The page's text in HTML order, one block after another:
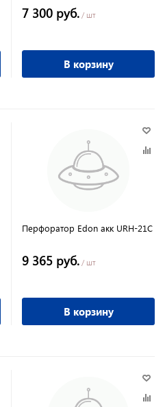
7 300 руб. / шт
В корзину
Перфоратор Edon акк URH-21C
9 365 руб. / шт
В корзину